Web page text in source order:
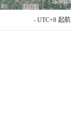
- UTC+8 起航